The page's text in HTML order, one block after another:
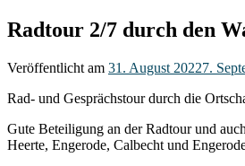
Radtour 2/7 durch den
Veröffentlicht am 31. August 20227.
Rad- und Gesprächstour durch die
Gute Beteiligung an der Radtour und
Heerte, Engerode, Calbecht und